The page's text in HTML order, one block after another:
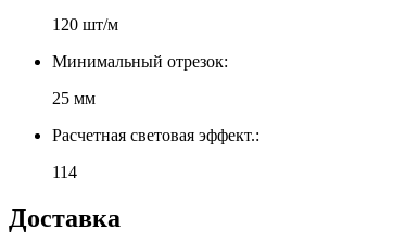
120 шт/м
Минимальный отрезок:
25 мм
Расчетная световая эффект.:
114
Доставка